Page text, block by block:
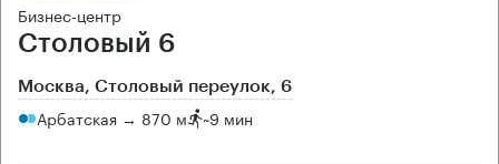
Бизнес-центр
Столовый 6
Москва, Столовый переулок, 6
Арбатская → 870 м ~9 мин